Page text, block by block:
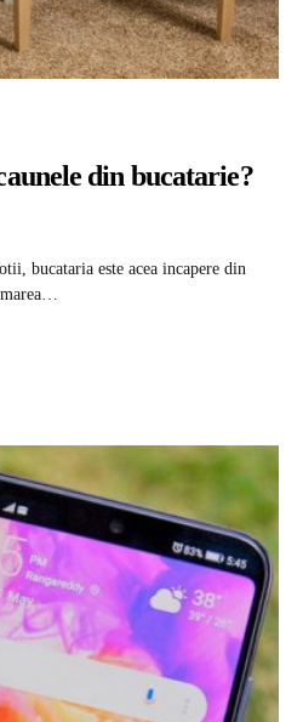
din bucatarie?
bucataria este acea incapere din